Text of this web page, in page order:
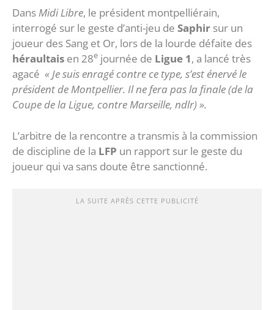
DansMidi Libre, le président montpelliérain,
interrogé sur le geste d’anti-jeu de Saphir sur un
joueur des Sang et Or, lors de la lourde défaite des
héraultais en 28e journée de Ligue 1, a lancé très
agacé « Je suis enragé contre ce type, s’est énervé le
président de Montpellier. Il ne fera pas la finale (de la
Coupe de la Ligue, contre Marseille, ndlr) ».
L’arbitre de la rencontre a transmis à la commission
de discipline de la LFP un rapport sur le geste du
joueur qui va sans doute être sanctionné.
LA SUITE APRÈS CETTE PUBLICITÉ